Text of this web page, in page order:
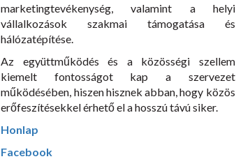
marketingtevékenység, valamint a helyi
vállalkozások szakmai támogatása és
hálózatépítése.
Az együttműködés és a közösségi szellem
kiemelt fontosságot kap a szervezet
működésében, hiszen hisznek abban, hogy közös
erőfeszítésekkel érhető el a hosszú távú siker.
Honlap
Facebook